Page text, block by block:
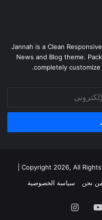
Jannah is a Clean
News and Blog theme.
completely
من نحن سياسة الخصوصية
يوتيوبانستقرام